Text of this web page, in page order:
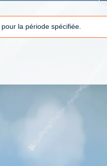
la période spécifiée.